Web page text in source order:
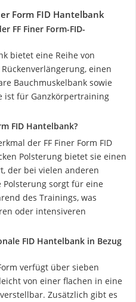
Form FID Hantelbank
FF Finer Form-FID-
bietet eine Reihe von
einen
Bauchmuskelbank sowie
ist für Ganzkörpertraining
FID Hantelbank?
der FF Finer Form FID
Polsterung bietet sie einen
der bei vielen anderen
Polsterung sorgt für eine
des Trainings, was
oder intensiveren
FID Hantelbank in Bezug
verfügt über sieben
von einer flachen in eine
Zusätzlich gibt es